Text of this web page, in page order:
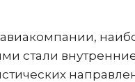
стали